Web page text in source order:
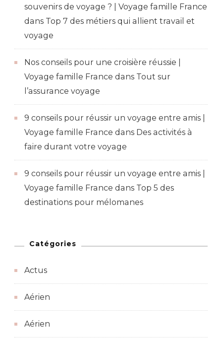
souvenirs de voyage ? | Voyage famille France
dans Top 7 des métiers qui allient travail et
voyage
Nos conseils pour une croisière réussie |
Voyage famille France dans Tout sur
l’assurance voyage
9 conseils pour réussir un voyage entre amis |
Voyage famille France dans Des activités à
faire durant votre voyage
9 conseils pour réussir un voyage entre amis |
Voyage famille France dans Top 5 des
destinations pour mélomanes
Catégories
Actus
Aérien
Aérien